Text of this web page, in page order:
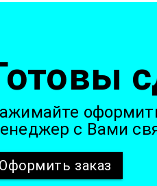
с Вами
Оформить заказ